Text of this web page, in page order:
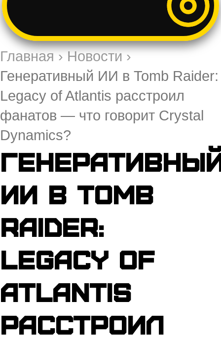
Главная › Новости ›
Генеративный ИИ в Tomb Raider:
Legacy of Atlantis расстроил
фанатов — что говорит Crystal
Dynamics?
ИИ в Tomb
Raider:
Legacy of
Atlantis
расстроил